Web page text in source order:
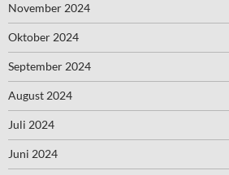
November 2024
Oktober 2024
September 2024
August 2024
Juli 2024
Juni 2024